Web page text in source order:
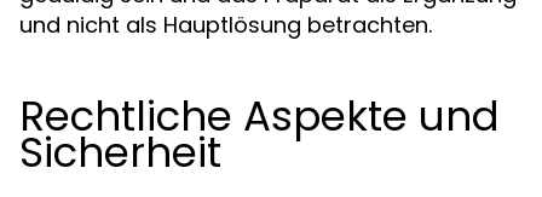
und nicht als Hauptlösung betrachten.
Rechtliche Aspekte und
Sicherheit